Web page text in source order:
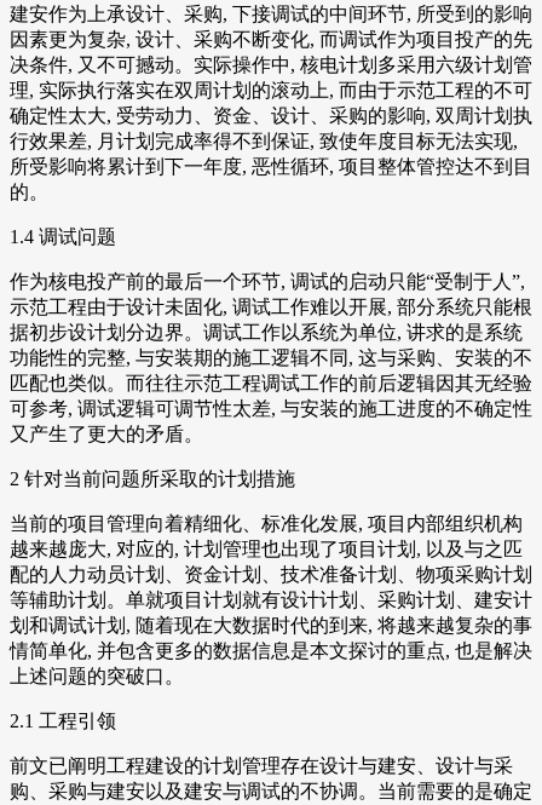
建安作为上承设计、采购, 下接调试的中间环节, 所受到的影响
因素更为复杂, 设计、采购不断变化, 而调试作为项目投产的先
决条件, 又不可撼动。实际操作中, 核电计划多采用六级计划管
理, 实际执行落实在双周计划的滚动上, 而由于示范工程的不可
确定性太大, 受劳动力、资金、设计、采购的影响, 双周计划执
行效果差, 月计划完成率得不到保证, 致使年度目标无法实现,
所受影响将累计到下一年度, 恶性循环, 项目整体管控达不到目
的。
1.4 调试问题
作为核电投产前的最后一个环节, 调试的启动只能“受制于人”,
示范工程由于设计未固化, 调试工作难以开展, 部分系统只能根
据初步设计划分边界。调试工作以系统为单位, 讲求的是系统
功能性的完整, 与安装期的施工逻辑不同, 这与采购、安装的不
匹配也类似。而往往示范工程调试工作的前后逻辑因其无经验
可参考, 调试逻辑可调节性太差, 与安装的施工进度的不确定性
又产生了更大的矛盾。
2 针对当前问题所采取的计划措施
当前的项目管理向着精细化、标准化发展, 项目内部组织机构
越来越庞大, 对应的, 计划管理也出现了项目计划, 以及与之匹
配的人力动员计划、资金计划、技术准备计划、物项采购计划
等辅助计划。单就项目计划就有设计计划、采购计划、建安计
划和调试计划, 随着现在大数据时代的到来, 将越来越复杂的事
情简单化, 并包含更多的数据信息是本文探讨的重点, 也是解决
上述问题的突破口。
2.1 工程引领
前文已阐明工程建设的计划管理存在设计与建安、设计与采
购、采购与建安以及建安与调试的不协调。当前需要的是确定